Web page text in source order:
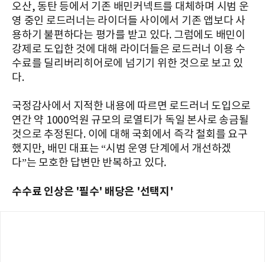
오산, 동탄 등에서 기존 배민커넥트를 대체하며 시범 운
영 중인 로드러너는 라이더들 사이에서 기존 앱보다 사
용하기 불편하다는 평가를 받고 있다. 그럼에도 배민이
강제로 도입한 것에 대해 라이더들은 로드러너 이용 수
수료를 딜리버리히어로에 넘기기 위한 것으로 보고 있
다.
국정감사에서 지적한 내용에 따르면 로드러너 도입으로
연간 약 1000억원 규모의 로열티가 독일 본사로 송금될
것으로 추정된다. 이에 대해 국회에서 즉각 철회를 요구
했지만, 배민 대표는 “시범 운영 단계에서 개선하겠
다”는 모호한 답변만 반복하고 있다.
수수료 인상은 '필수' 배당은 '선택지'